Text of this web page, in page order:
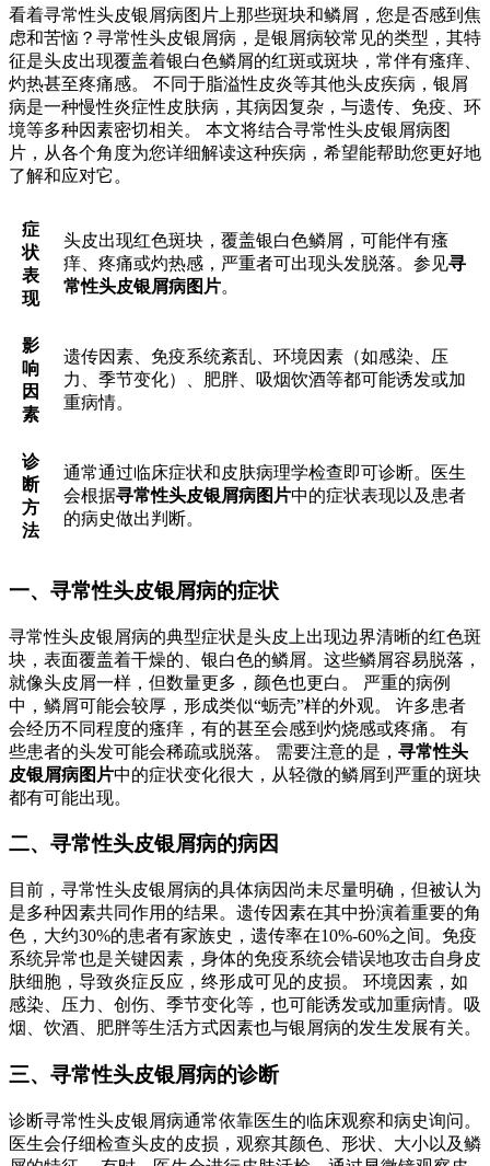
看着寻常性头皮银屑病图片上那些斑块和鳞屑，您是否感到焦
虑和苦恼？寻常性头皮银屑病，是银屑病较常见的类型，其特
征是头皮出现覆盖着银白色鳞屑的红斑或斑块，常伴有瘙痒、
灼热甚至疼痛感。 不同于脂溢性皮炎等其他头皮疾病，银屑
病是一种慢性炎症性皮肤病，其病因复杂，与遗传、免疫、环
境等多种因素密切相关。 本文将结合寻常性头皮银屑病图
片，从各个角度为您详细解读这种疾病，希望能帮助您更好地
了解和应对它。
症
状
表
现
头皮出现红色斑块，覆盖银白色鳞屑，可能伴有瘙
痒、疼痛或灼热感，严重者可出现头发脱落。参见寻
常性头皮银屑病图片。
影
响
因
素
遗传因素、免疫系统紊乱、环境因素（如感染、压
力、季节变化）、肥胖、吸烟饮酒等都可能诱发或加
重病情。
诊
断
方
法
通常通过临床症状和皮肤病理学检查即可诊断。医生
会根据寻常性头皮银屑病图片中的症状表现以及患者
的病史做出判断。
一、寻常性头皮银屑病的症状
寻常性头皮银屑病的典型症状是头皮上出现边界清晰的红色斑
块，表面覆盖着干燥的、银白色的鳞屑。这些鳞屑容易脱落，
就像头皮屑一样，但数量更多，颜色也更白。 严重的病例
中，鳞屑可能会较厚，形成类似“蛎壳”样的外观。 许多患者
会经历不同程度的瘙痒，有的甚至会感到灼烧感或疼痛。 有
些患者的头发可能会稀疏或脱落。 需要注意的是， 寻常性头
皮银屑病图片中的症状变化很大，从轻微的鳞屑到严重的斑块
都有可能出现。
二、寻常性头皮银屑病的病因
目前，寻常性头皮银屑病的具体病因尚未尽量明确，但被认为
是多种因素共同作用的结果。遗传因素在其中扮演着重要的角
色，大约30%的患者有家族史，遗传率在10%-60%之间。免疫
系统异常也是关键因素，身体的免疫系统会错误地攻击自身皮
肤细胞，导致炎症反应，终形成可见的皮损。 环境因素，如
感染、压力、创伤、季节变化等，也可能诱发或加重病情。吸
烟、饮酒、肥胖等生活方式因素也与银屑病的发生发展有关。
三、寻常性头皮银屑病的诊断
诊断寻常性头皮银屑病通常依靠医生的临床观察和病史询问。
医生会仔细检查头皮的皮损，观察其颜色、形状、大小以及鳞